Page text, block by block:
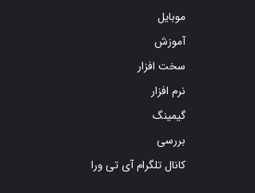
موبایل
آموزش
سخت افزار
نرم افزار
گیمینگ
بررسی
کانال تلگرام آی تی ورا